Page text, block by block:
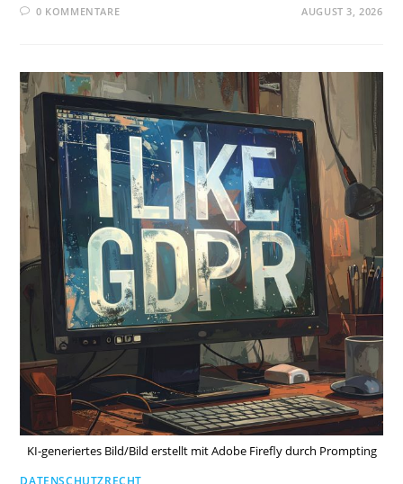
0 KOMMENTARE AUGUST 3, 2026
KI-generiertes Bild/Bild erstellt mit Adobe Firefly durch Prompting
DATENSCHUTZRECHT